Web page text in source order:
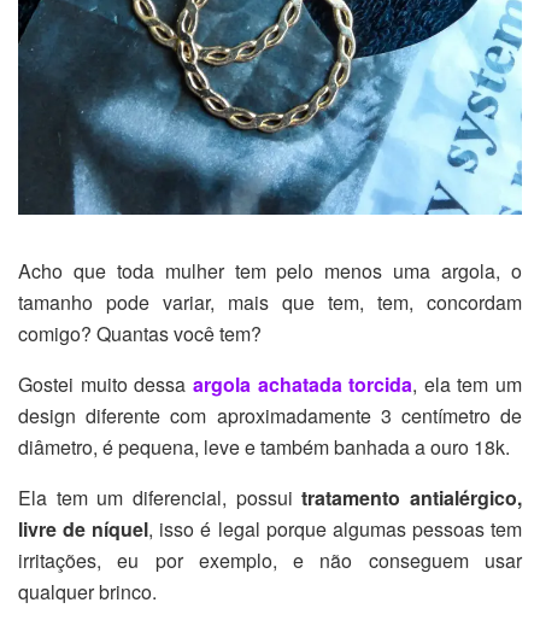
Acho que toda mulher tem pelo menos uma argola, o
tamanho pode variar, mais que tem, tem, concordam
comigo? Quantas você tem?
Gostei muito dessa argola achatada torcida, ela tem um
design diferente com aproximadamente 3 centímetro de
diâmetro, é pequena, leve e também banhada a ouro 18k.
Ela tem um diferencial, possuitratamento antialérgico,
livre de níquel, isso é legal porque algumas pessoas tem
irritações, eu por exemplo, e não conseguem usar
qualquer brinco.